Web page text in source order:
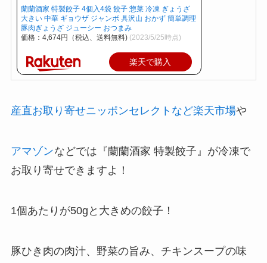
蘭蘭酒家 特製餃子 4個入4袋 餃子 惣菜 冷凍 ぎょうざ
大きい 中華 ギョウザ ジャンボ 具沢山 おかず 簡単調理
豚肉ぎょうざ ジューシー おつまみ
価格：4,674円（税込、送料無料) (2023/5/25時点)
楽天で購入
産直お取り寄せニッポンセレクトなど楽天市場や
アマゾンなどでは『蘭蘭酒家 特製餃子』が冷凍で
お取り寄せできますよ！
1個あたりが50gと大きめの餃子！
豚ひき肉の肉汁、野菜の旨み、チキンスープの味